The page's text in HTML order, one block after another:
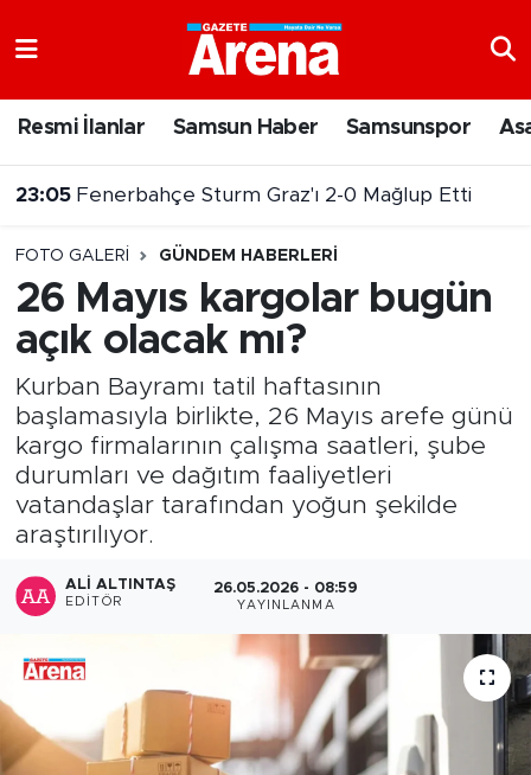
Resmi İlanlar Samsun Haber Samsunspor
Fenerbahçe Sturm Graz'ı 2-0 Mağlup Etti
22:14 Samsun 144 milyar TL'lik yatırımla gelişmeye devam ediyor
FOTO GALERI GÜNDEM HABERLERI
26 Mayıs kargolar bugün
açık olacak mı?
Kurban Bayramı tatil haftasının
başlamasıyla birlikte, 26 Mayıs arefe günü
kargo firmalarının çalışma saatleri, şube
durumları ve dağıtım faaliyetleri
vatandaşlar tarafından yoğun şekilde
araştırılıyor.
ALI ALTINTAŞ
EDITÖR
26.05.2026 - 08:59
YAYINLANMA
Samsun Namaz Vakitleri
Süper Lig Puan Durumu ve Fikstür
Tüm Manşetler
Son Dakika Haberleri
Haber Arşivi